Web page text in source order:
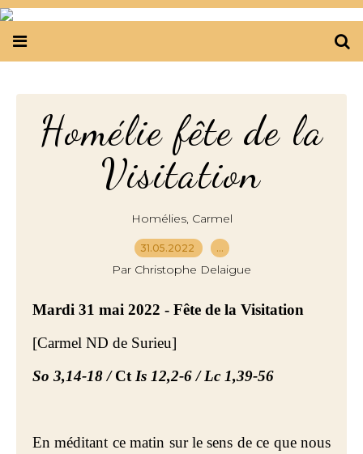
Homélie fête de la
Visitation
Homélies, Carmel
31.05.2022 …
Par Christophe Delaigue
Mardi 31 mai 2022 - Fête de la Visitation
[Carmel ND de Surieu]
So 3,14-18 /Ct Is 12,2-6 / Lc 1,39-56
En méditant ce matin sur le sens de ce que nous